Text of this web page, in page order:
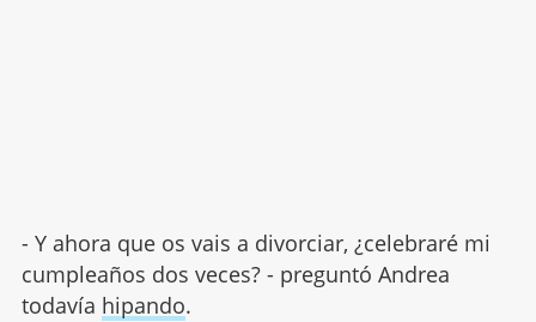
- Y ahora que os vais a divorciar, ¿celebraré mi
cumpleaños dos veces? - preguntó Andrea
todavía hipando.